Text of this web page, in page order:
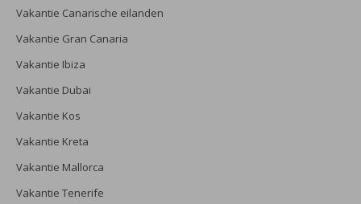
Vakantie Canarische eilanden
Vakantie Gran Canaria
Vakantie Ibiza
Vakantie Dubai
Vakantie Kos
Vakantie Kreta
Vakantie Mallorca
Vakantie Tenerife